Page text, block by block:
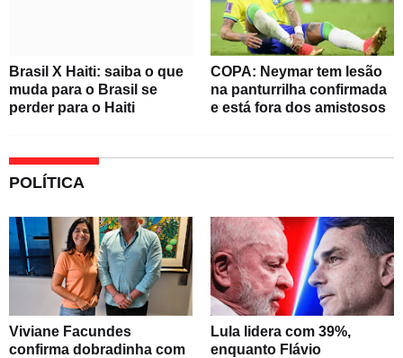
Brasil X Haiti: saiba o que
muda para o Brasil se
perder para o Haiti
COPA: Neymar tem lesão
na panturrilha confirmada
e está fora dos amistosos
POLÍTICA
Viviane Facundes
confirma dobradinha com
Lula lidera com 39%,
enquanto Flávio